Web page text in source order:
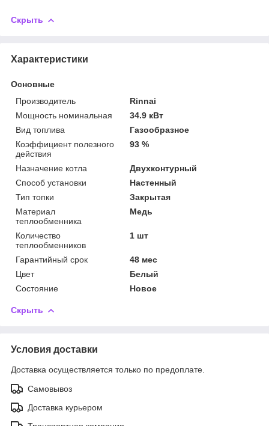
Скрыть
Характеристики
Основные
Производитель
Rinnai
Мощность номинальная
34.9 кВт
Вид топлива
Газообразное
Коэффициент полезного
действия
93 %
Назначение котла
Двухконтурный
Способ установки
Настенный
Тип топки
Закрытая
Материал
теплообменника
Медь
Количество
теплообменников
1 шт
Гарантийный срок
48 мес
Цвет
Белый
Состояние
Новое
Скрыть
Условия доставки
Доставка осуществляется только по предоплате.
Самовывоз
Доставка курьером